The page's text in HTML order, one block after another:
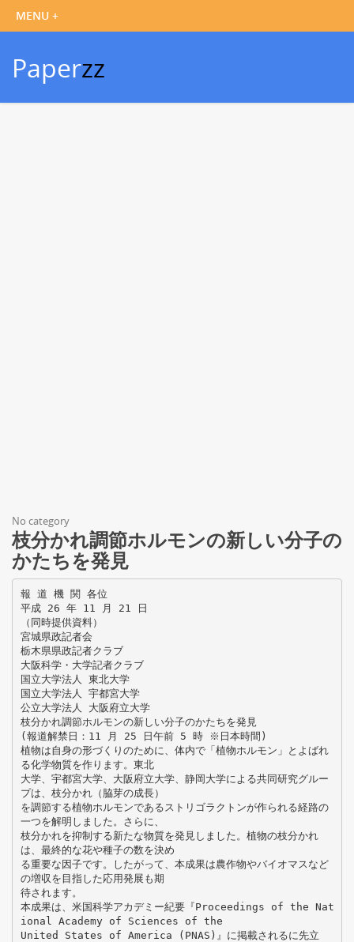
Paperzz
No category
枝分かれ調節ホルモンの新しい分子の
かたちを発見
報 道 機 関 各位
平成 26 年 11 月 21 日
（同時提供資料）
宮城県政記者会
栃木県県政記者クラブ
大阪科学・大学記者クラブ
国立大学法人 東北大学
国立大学法人 宇都宮大学
公立大学法人 大阪府立大学
枝分かれ調節ホルモンの新しい分子のかたちを発見
(報道解禁日：11 月 25 日午前 5 時 ※日本時間)
植物は自身の形づくりのために、体内で「植物ホルモン」とよばれ
る化学物質を作ります。東北
大学、宇都宮大学、大阪府立大学、静岡大学による共同研究グルー
プは、枝分かれ（脇芽の成長）
を調節する植物ホルモンであるストリゴラクトンが作られる経路の
一つを解明しました。さらに、
枝分かれを抑制する新たな物質を発見しました。植物の枝分かれ
は、最終的な花や種子の数を決め
る重要な因子です。したがって、本成果は農作物やバイオマスなど
の増収を目指した応用発展も期
待されます。
本成果は、米国科学アカデミー紀要『Proceedings of the Nat
ional Academy of Sciences of the
United States of America (PNAS)』に掲載されるに先立